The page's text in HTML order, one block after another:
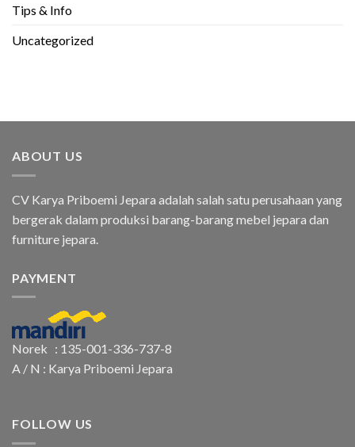
Tips & Info
Uncategorized
ABOUT US
CV Karya Priboemi Jepara adalah salah satu perusahaan yang
bergerak dalam produksi barang-barang mebel jepara dan
furniture jepara.
PAYMENT
Norek : 135-001-336-737-8
A / N : Karya Priboemi Jepara
FOLLOW US